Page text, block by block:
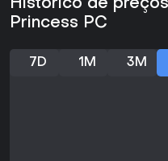
replayability agrada
resultados via orientação
título entrega
de aventuras com toques
Histórico de
Princess PC
7D 1M 3M